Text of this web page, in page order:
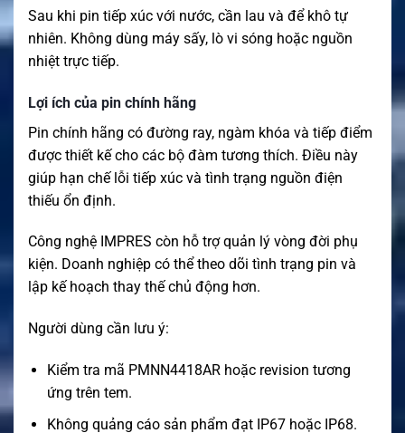
Sau khi pin tiếp xúc với nước, cần lau và để khô tự
nhiên. Không dùng máy sấy, lò vi sóng hoặc nguồn
nhiệt trực tiếp.
Lợi ích của pin chính hãng
Pin chính hãng có đường ray, ngàm khóa và tiếp điểm
được thiết kế cho các bộ đàm tương thích. Điều này
giúp hạn chế lỗi tiếp xúc và tình trạng nguồn điện
thiếu ổn định.
Công nghệ IMPRES còn hỗ trợ quản lý vòng đời phụ
kiện. Doanh nghiệp có thể theo dõi tình trạng pin và
lập kế hoạch thay thế chủ động hơn.
Người dùng cần lưu ý:
Kiểm tra mã PMNN4418AR hoặc revision tương
ứng trên tem.
Không quảng cáo sản phẩm đạt IP67 hoặc IP68.